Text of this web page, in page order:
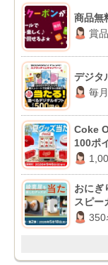
商品無
賞
デジタ
毎
Coke
100ポ
おにぎ
スピー
350